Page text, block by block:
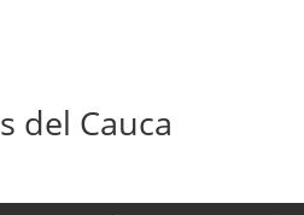
del Cauca